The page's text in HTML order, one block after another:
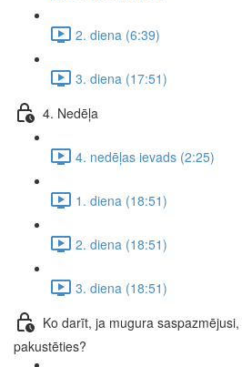
2. diena (6:39)
3. diena (17:51)
4. Nedēļa
4. nedēļas ievads (2:25)
1. diena (18:51)
2. diena (18:51)
3. diena (18:51)
Ko darīt, ja mugura
pakustēties?